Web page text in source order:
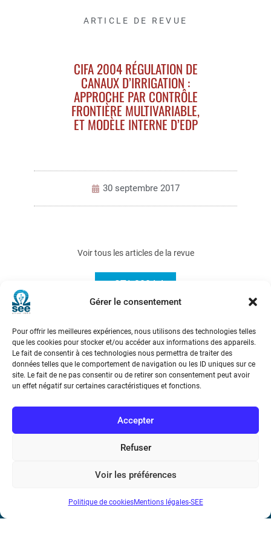
Gérer le consentement
Pour offrir les meilleures expériences, nous utilisons des technologies telles
que les cookies pour stocker et/ou accéder aux informations des appareils.
Le fait de consentir à ces technologies nous permettra de traiter des
données telles que le comportement de navigation ou les ID uniques sur ce
site. Le fait de ne pas consentir ou de retirer son consentement peut avoir
un effet négatif sur certaines caractéristiques et fonctions.
Accepter
Refuser
Voir les préférences
Politique de cookiesMentions légales-SEE
ARTICLE DE REVUE
CIFA 2004 RÉGULATION DE
CANAUX D’IRRIGATION :
APPROCHE PAR CONTRÔLE
FRONTIÈRE MULTIVARIABLE,
ET MODÈLE INTERNE D’EDP
30 septembre 2017
Voir tous les articles de la revue
e-STA 2004-4
Société de l’Electricité, de l’Electronique et des Technologies
de l’Information et de la Communication
17 rue de l’Amiral Hamelin75116 Paris